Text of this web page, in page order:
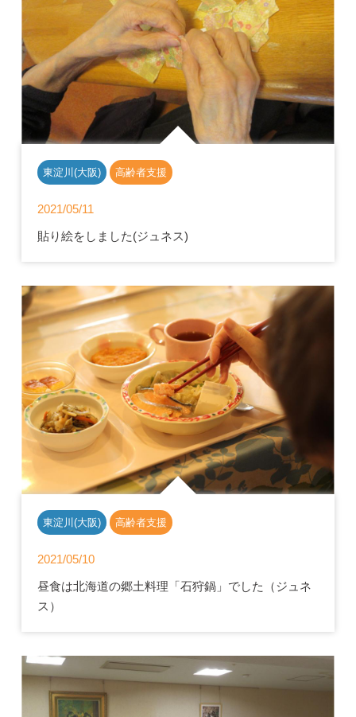
東淀川(大阪) 高齢者支援
2021/05/11
貼り絵をしました(ジュネス)
東淀川(大阪) 高齢者支援
2021/05/10
昼食は北海道の郷土料理「石狩鍋」でした（ジュネ
ス）